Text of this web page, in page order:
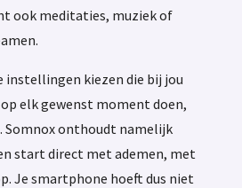
ook meditaties, muziek of
instellingen kiezen die bij jou
elk gewenst moment doen,
Somnox onthoudt namelijk
start direct met ademen, met
Je smartphone hoeft dus niet